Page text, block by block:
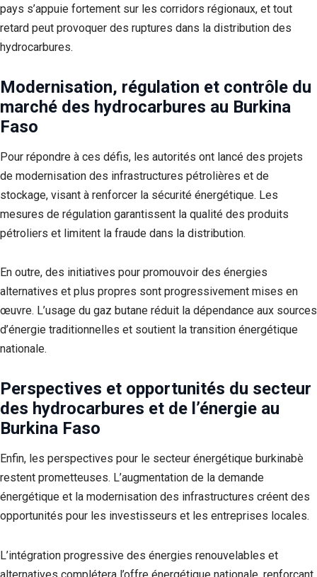
pays s’appuie fortement sur les corridors régionaux, et tout
retard peut provoquer des ruptures dans la distribution des
hydrocarbures.
Modernisation, régulation et contrôle du
marché des hydrocarbures au Burkina
Faso
Pour répondre à ces défis, les autorités ont lancé des projets
de modernisation des infrastructures pétrolières et de
stockage, visant à renforcer la sécurité énergétique. Les
mesures de régulation garantissent la qualité des produits
pétroliers et limitent la fraude dans la distribution.
En outre, des initiatives pour promouvoir des énergies
alternatives et plus propres sont progressivement mises en
œuvre. L’usage du gaz butane réduit la dépendance aux sources
d’énergie traditionnelles et soutient la transition énergétique
nationale.
Perspectives et opportunités du secteur
des hydrocarbures et de l’énergie au
Burkina Faso
Enfin, les perspectives pour le secteur énergétique burkinabè
restent prometteuses. L’augmentation de la demande
énergétique et la modernisation des infrastructures créent des
opportunités pour les investisseurs et les entreprises locales.
L’intégration progressive des énergies renouvelables et
alternatives complétera l’offre énergétique nationale, renforçant